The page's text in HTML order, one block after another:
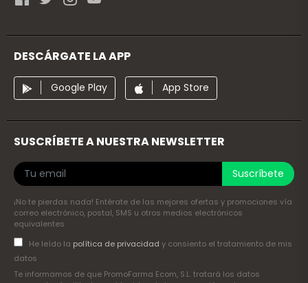
DESCÁRGATE LA APP
Google Play App Store
SUSCRÍBETE A NUESTRA NEWSLETTER
Suscríbete
¡No te pierdas nada! Entérate de las mejores ofertas y promociones vía
correo electrónico, postal, SMS u otros medios electrónicos
equivalentes
He leído la política de privacidad y consiento el tratamiento de mis
datos
Te informamos de que PromoFarma Ecom, S.L. tratará los datos